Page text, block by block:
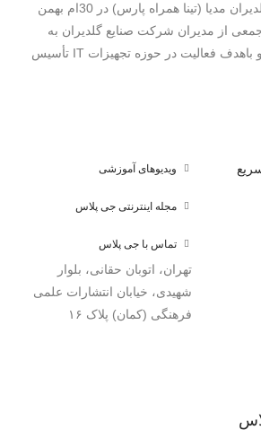
شرکت صنایع فناوران گلدیران مدیا (تینا همراه پارس) در 30ام بهمن
توسط جمعی از مدیران شرکت صنایع گلدیران به
صورت 100٪ خصوصی و باهدف فعالیت در حوزه تجهیزات IT تأسیس
ویدیوهای آموزشی
مجله اینترنتی جی پلاس
تماس با جی پلاس
تهران، اتوبان حقانی، بلوار
شهیدی، خیابان انتشارات علمی
فرهنگی (کمان) پلاک ۱۶